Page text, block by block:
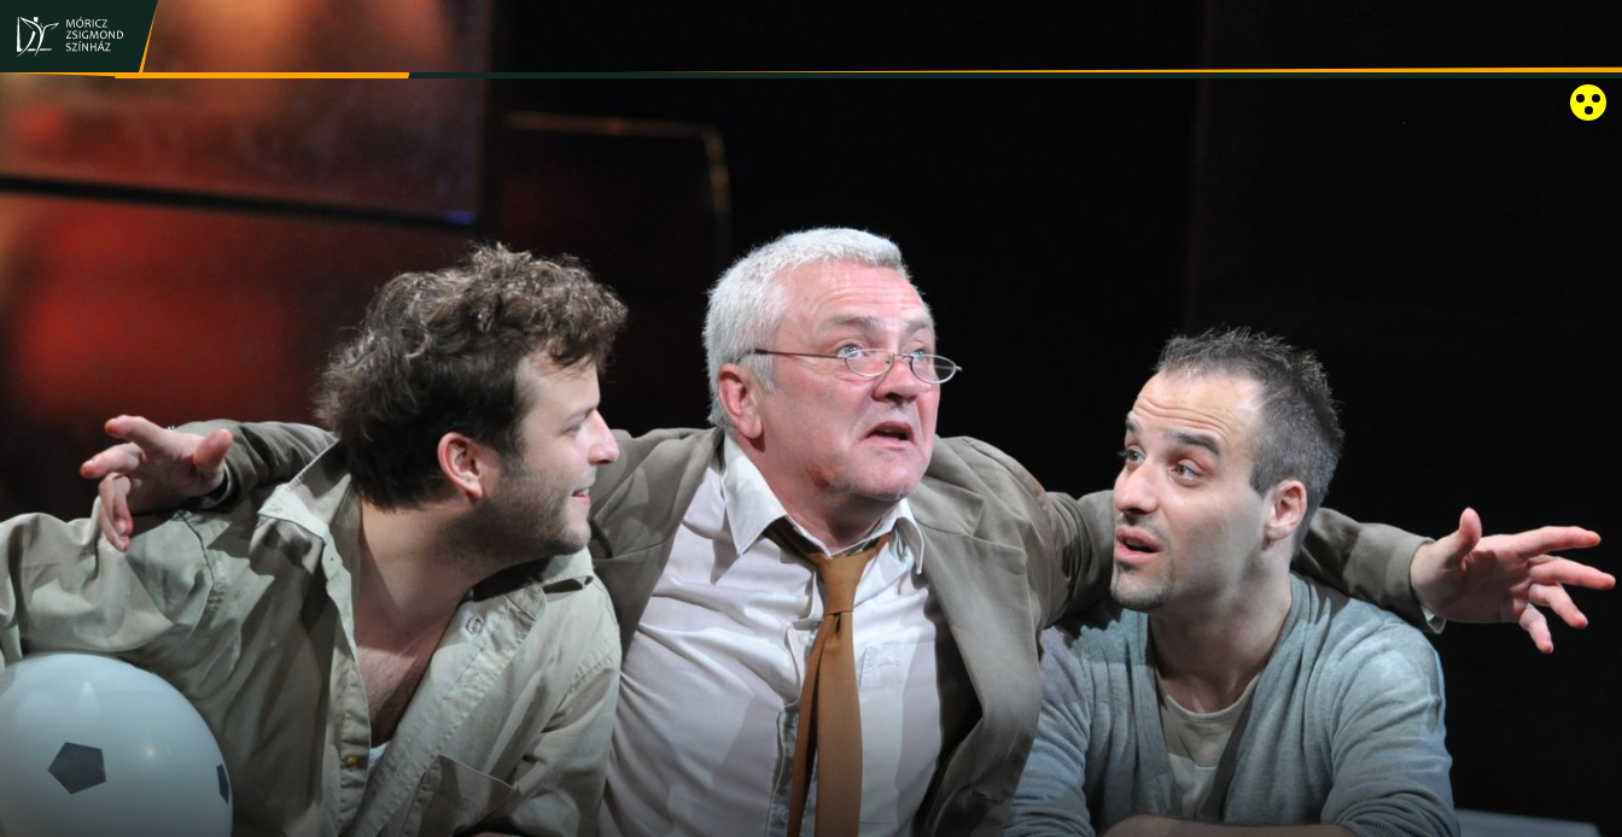
JEGY- ÉS BÉRLETVÁSÁRLÁS ELŐADÁSOK EN